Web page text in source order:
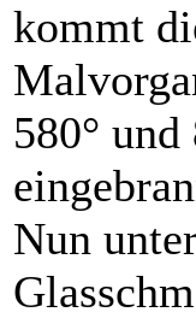
kommt
580°
Nun